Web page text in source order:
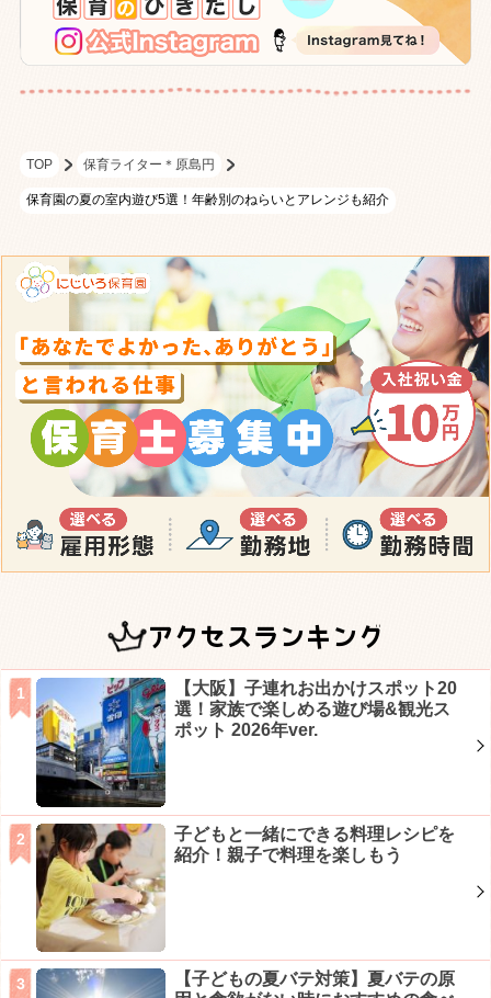
TOP 保育ライター＊原島円
保育園の夏の室内遊び5選！年齢別のねらいとアレンジも紹介
アクセスランキング
【大阪】子連れお出かけスポット20
選！家族で楽しめる遊び場&観光ス
ポット 2026年ver.
子どもと一緒にできる料理レシピを
紹介！親子で料理を楽しもう
【子どもの夏バテ対策】夏バテの原